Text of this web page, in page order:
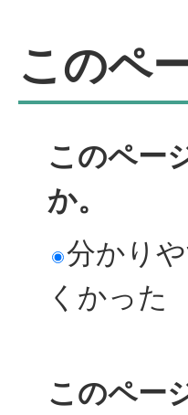
このペ
このペー
か。
分かり
くかった
このペー